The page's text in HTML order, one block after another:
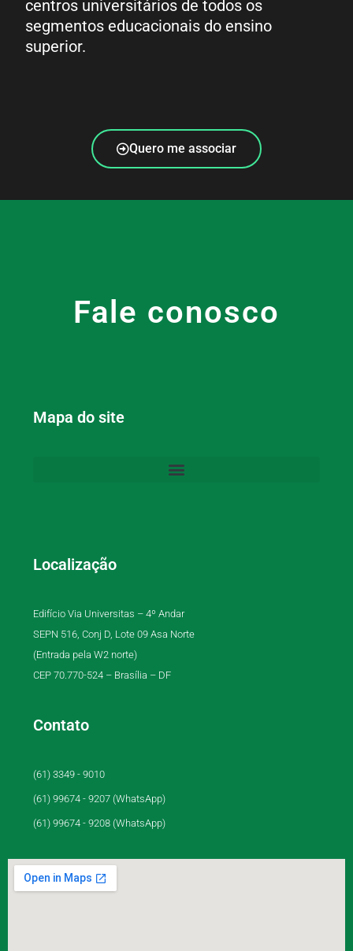
centros universitários de todos os
segmentos educacionais do ensino
superior.
Quero me associar
Fale conosco
Mapa do site
Localização
Edifício Via Universitas – 4º Andar
SEPN 516, Conj D, Lote 09 Asa Norte
(Entrada pela W2 norte)
CEP 70.770-524 – Brasília – DF
Contato
(61) 3349 - 9010
(61) 99674 - 9207 (WhatsApp)
(61) 99674 - 9208 (WhatsApp)